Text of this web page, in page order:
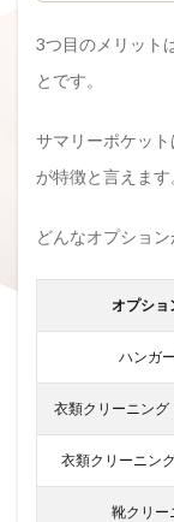
3つ目のメリット
とです。
サマリーポケッ
が特徴と言えます
どんなオプション
オプショ
ハンガ
衣類クリーニング
衣類クリーニン
靴クリー